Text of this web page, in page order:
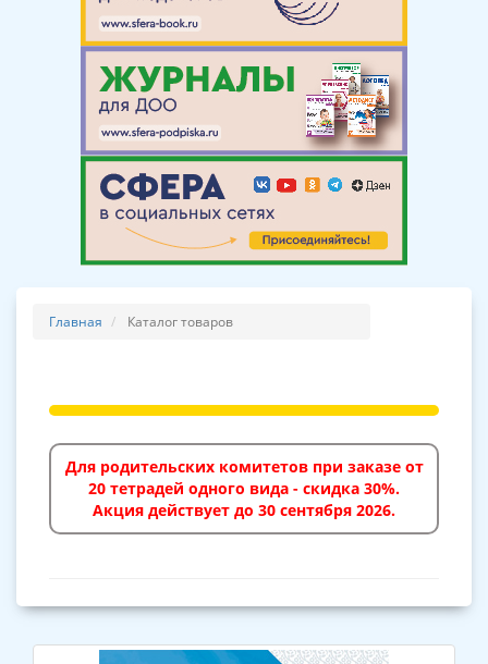
Главная Каталог товаров
Для родительских комитетов при заказе от
20 тетрадей одного вида - скидка 30%.
Акция действует до 30 сентября 2026.